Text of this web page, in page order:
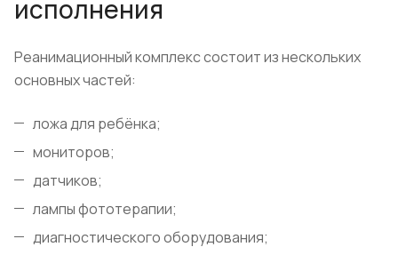
исполнения
Реанимационный комплекс состоит из нескольких
основных частей:
ложа для ребёнка;
мониторов;
датчиков;
лампы фототерапии;
диагностического оборудования;